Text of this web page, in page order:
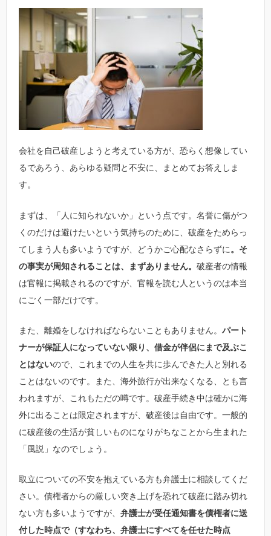
会社を自己破産しようと考えている方が、恐らく想像してい
るであろう、あらゆる疑問と不安に、まとめてお答えしま
す。
まずは、「人に知られないか」という点です。名誉に傷がつ
くのだけは避けたいという気持ちのために、破産をためらっ
てしまう人も多いようですが、どうかご心配なさらずに。そ
の事実が周知されることは、まずありません。 破産者の情報
は官報に掲載されるのですが、官報を読む人というのは本当
にごく一部だけです。
また、離婚をしなければならないこともありません。 パート
ナーが保証人になっていない限り、借金が伴侶にまで及ぶこ
とはないので、これまでの人生を共に歩んできた人と別れる
ことはないのです。また、海外旅行が出来なくなる、とも言
われますが、これもただの噂です。破産手続き中は確かに海
外に出ることは限定されますが、破産後は自由です。一般的
に破産後の生活が貧しいものになりがちなことから生まれた
「風説」なのでしょう。
取立についての不安を抱えている方も弁護士に相談してくだ
さい。債権者からの厳しい突き上げを恐れて破産に踏み切れ
ない方も多いようですが、 弁護士が受任通知書を債権者に送
付した時点で（すなわち、弁護士にすべてを任せた時点